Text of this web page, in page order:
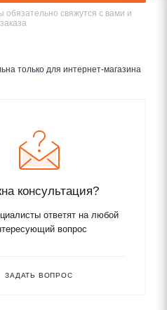
свяжутся с вами и
только для интернет-магазина
консультация?
ответят на любой
вопрос
ЗАДАТЬ ВОПРОС